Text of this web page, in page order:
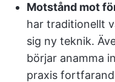
Motstånd mot
har traditionellt
sig ny teknik.
börjar anamma
praxis